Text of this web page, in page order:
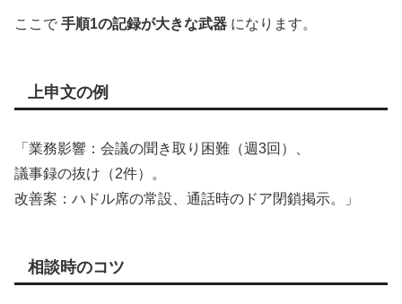
ここで 手順1の記録が大きな武器 になります。
上申文の例
「業務影響：会議の聞き取り困難（週3回）、
議事録の抜け（2件）。
改善案：ハドル席の常設、通話時のドア閉鎖掲示。」
相談時のコツ